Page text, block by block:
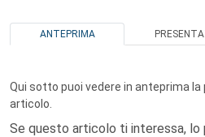
ANTEPRIMA
Qui sotto puoi vedere in anteprima
articolo.
Se questo articolo ti interessa, lo